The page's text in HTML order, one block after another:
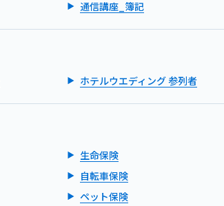
通信講座_簿記
ホテルウエディング 参列者
生命保険
自転車保険
ペット保険